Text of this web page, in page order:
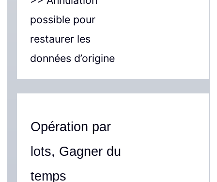
possible pour
restaurer les
données d’origine
Opération par
lots, Gagner du
temps